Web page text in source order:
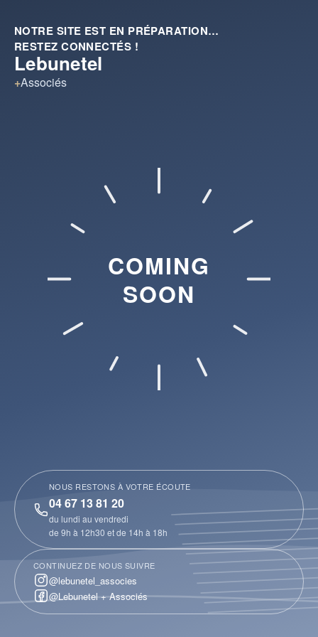
NOTRE SITE EST EN PRÉPARATION…
RESTEZ CONNECTÉS !
Lebunetel
+Associés
COMING
SOON
NOUS RESTONS À VOTRE ÉCOUTE
04 67 13 81 20
du lundi au vendredi
de 9h à 12h30 et de 14h à 18h
CONTINUEZ DE NOUS SUIVRE
@lebunetel_associes
@Lebunetel + Associés